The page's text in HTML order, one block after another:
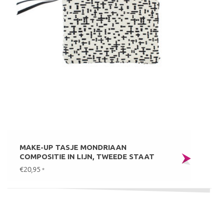
MAKE-UP TASJE MONDRIAAN
COMPOSITIE IN LIJN, TWEEDE STAAT
€20,95 *